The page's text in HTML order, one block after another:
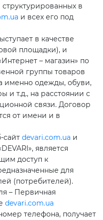
в
и всех его под
в качестве
площадки), и
– магазин» по
группы товаров
именно одежды, обуви,
и т.д., на расстоянии с
связи. Договор
от имени и в
сайт devari.com.ua и
является
доступ к
для
(потребителей).
– Первичная
devari.com.ua
телефона, получает